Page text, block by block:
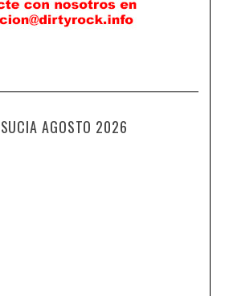
AGOSTO 2026